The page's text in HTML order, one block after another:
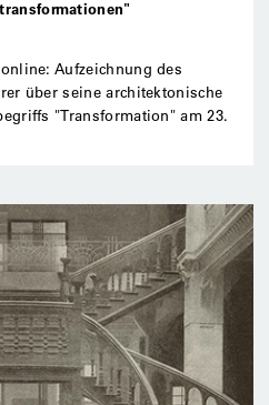
Aufzeichnung des
über seine architektonische
"Transformation" am 23.